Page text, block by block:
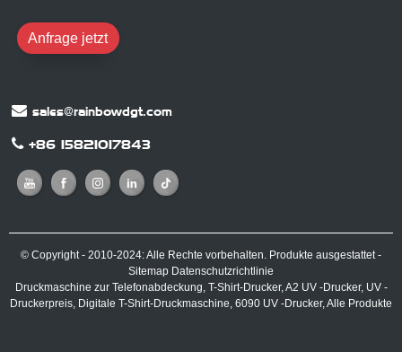
Anfrage jetzt
sales@rainbowdgt.com
+86 15821017843
© Copyright - 2010-2024: Alle Rechte vorbehalten. Produkte ausgestattet-
Sitemap Datenschutzrichtlinie
Druckmaschine zur Telefonabdeckung, T-Shirt-Drucker,A2 UV -Drucker, UV -
Druckerpreis, Digitale T-Shirt-Druckmaschine, 6090 UV -Drucker,Alle Produkte